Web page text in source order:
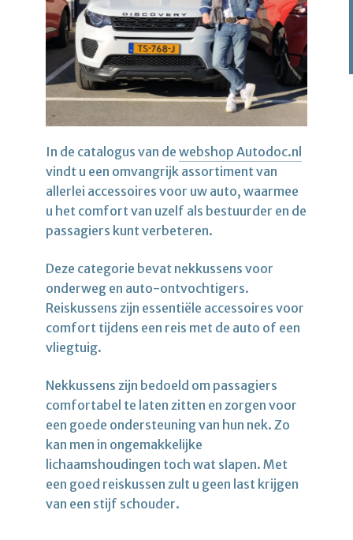
In de catalogus van de webshop Autodoc.nl
vindt u een omvangrijk assortiment van
allerlei accessoires voor uw auto, waarmee
u het comfort van uzelf als bestuurder en de
passagiers kunt verbeteren.
Deze categorie bevat nekkussens voor
onderweg en auto-ontvochtigers.
Reiskussens zijn essentiële accessoires voor
comfort tijdens een reis met de auto of een
vliegtuig.
Nekkussens zijn bedoeld om passagiers
comfortabel te laten zitten en zorgen voor
een goede ondersteuning van hun nek. Zo
kan men in ongemakkelijke
lichaamshoudingen toch wat slapen. Met
een goed reiskussen zult u geen last krijgen
van een stijf schouder.